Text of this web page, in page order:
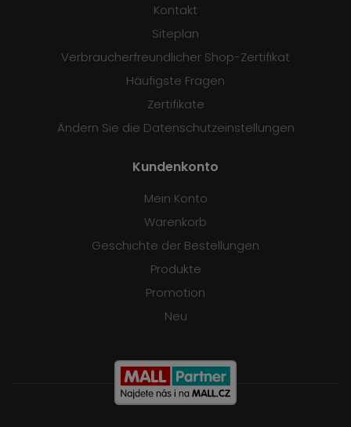
Kontakt
Siteplan
Verbraucherfreundlicher Shop-Zertifikat
Häufigste Fragen
Zertifikate
Ändern Sie die Datenschutzeinstellungen
Kundenkonto
Mein Konto
Warenkorb
Geschichte der Bestellungen
Produkte
Promotion
Neu